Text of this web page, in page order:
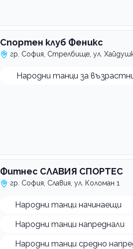
Спортен клуб Феникс
гр. София, Стрелбище, ул.
Народни танци за
Фитнес СЛАВИЯ СПОРТЕС
гр. София, Славия, ул. Коломан 1
Народни танци начинаещи
Народни танци напреднали
Народни танци средно